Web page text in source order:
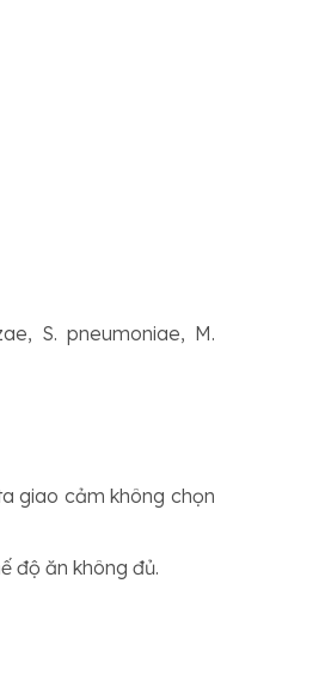
S. pneumoniae, M.
giao cảm không chọn
độ ăn không đủ.